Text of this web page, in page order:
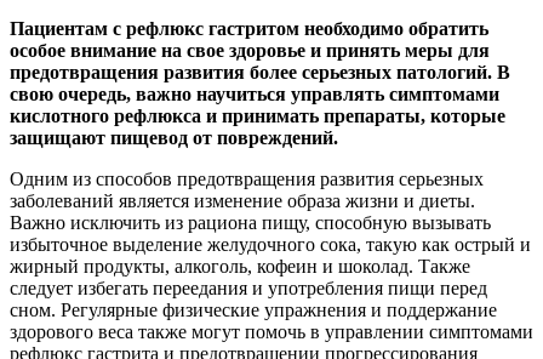
Пациентам с рефлюкс гастритом необходимо обратить
особое внимание на свое здоровье и принять меры для
предотвращения развития более серьезных патологий. В
свою очередь, важно научиться управлять симптомами
кислотного рефлюкса и принимать препараты, которые
защищают пищевод от повреждений.
Одним из способов предотвращения развития серьезных
заболеваний является изменение образа жизни и диеты.
Важно исключить из рациона пищу, способную вызывать
избыточное выделение желудочного сока, такую как острый и
жирный продукты, алкоголь, кофеин и шоколад. Также
следует избегать переедания и употребления пищи перед
сном. Регулярные физические упражнения и поддержание
здорового веса также могут помочь в управлении симптомами
рефлюкс гастрита и предотвращении прогрессирования